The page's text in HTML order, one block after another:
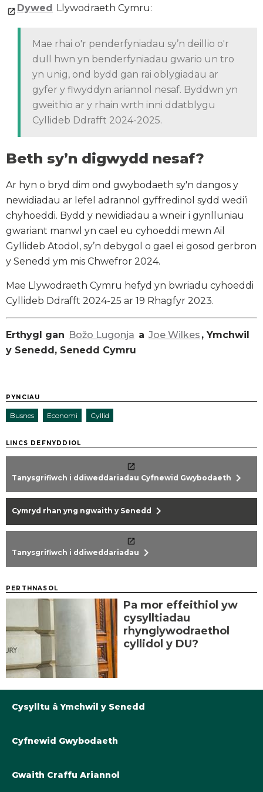
Dywed Llywodraeth Cymru:
Mae rhai o'r penderfyniadau sy’n deillio o'r
dull hwn yn benderfyniadau gwario un tro
yn unig, ond bydd gan rai oblygiadau ar
gyfer y flwyddyn ariannol nesaf. Byddwn yn
gweithio ar y rhain wrth inni ddatblygu
Cyllideb Ddrafft 2024-2025.
Beth sy’n digwydd nesaf?
Ar hyn o bryd dim ond gwybodaeth sy'n dangos y
newidiadau ar lefel adrannol gyffredinol sydd wedi’i
chyhoeddi. Bydd y newidiadau a wneir i gynlluniau
gwariant manwl yn cael eu cyhoeddi mewn Ail
Gyllideb Atodol, sy’n debygol o gael ei gosod gerbron
y Senedd ym mis Chwefror 2024.
Mae Llywodraeth Cymru hefyd yn bwriadu cyhoeddi
Cyllideb Ddrafft 2024-25 ar 19 Rhagfyr 2023.
Erthygl gan Božo Lugonja a Joe Wilkes , Ymchwil
y Senedd, Senedd Cymru
PYNCIAU
Busnes Economi Cyllid
LINCS DEFNYDDIOL
Tanysgrifiwch i ddiweddariadau Cyfnewid Gwybodaeth chevron_right
Cymryd rhan yng ngwaith y Senedd chevron_right
Tanysgrifiwch i ddiweddariadau chevron_right
PERTHNASOL
Pa mor effeithiol yw
cysylltiadau
rhynglywodraethol
cyllidol y DU?
Cysylltu â Ymchwil y Senedd
Llyfrgell@Senedd.Cymru
Cyfnewid Gwybodaeth
Gwaith Craffu Ariannol